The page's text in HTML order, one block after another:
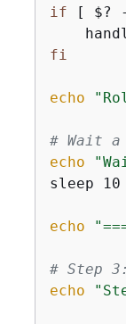
if [ $?
fi
echo
# Wait a
echo
sleep 10
echo
# Step
echo